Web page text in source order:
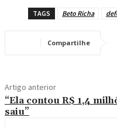
TAGS Beto Richa
Compartilhe
Artigo anterior
“Ela contou R$ 1,4
saiu”